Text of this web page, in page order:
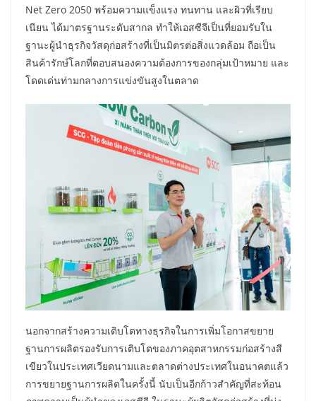
Net Zero 2050 พร้อมความแข็งแรง ทนทาน และผิวที่เรียบ
เนียน ได้มาตรฐานระดับสากล ทำให้เอสซีจีเป็นที่ยอมรับใน
ฐานะผู้นำธุรกิจวัสดุก่อสร้างที่เป็นมิตรต่อสิ่งแวดล้อม ถือเป็น
สินค้ารักษ์โลกที่ตอบสนองความต้องการของกลุ่มเป้าหมาย และ
โดดเด่นท่ามกลางการแข่งขันสูงในตลาด
นอกจากสร้างความเติบโตทางธุรกิจในการเพิ่มโอกาสขยาย
ฐานการผลิตรองรับการเติบโตของภาคอุตสาหกรรมก่อสร้างสี
เขียวในประเทศเวียดนามและตลาดต่างประเทศในอนาคตแล้ว
การขยายฐานการผลิตในครั้งนี้ นับเป็นอีกก้าวสำคัญที่สะท้อน